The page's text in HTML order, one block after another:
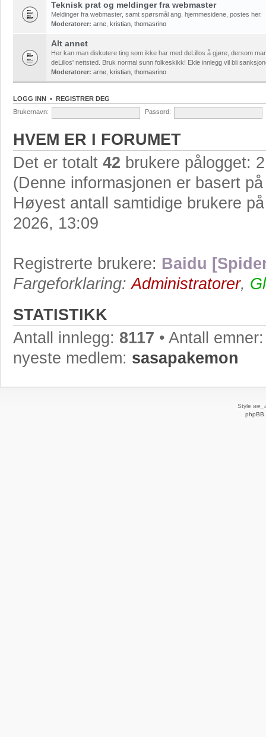
Teknisk prat og meldinger fra webmaster
Meldinger fra webmaster, samt spørsmål ang. hjemmesidene, postes her.
Moderatorer: arne kristian thomasrino
Alt annet
Her kan man diskutere ting som ikke har med deLillos å gjøre, dersom
deLillos' nettsted. Bruk normal sunn folkeskikk! Ekle innlegg vil bli
Moderatorer: arne kristian thomasrino
LOGG INN • REGISTRER DEG
Brukernavn:
Passord:
HVEM ER I FORUMET
Det er totalt 42 brukere pålogget:
(Denne informasjonen er basert
Høyest antall samtidige brukere
2026, 13:09
Registrerte brukere: Baidu
Fargeforklaring:Administratorer,
STATISTIKK
Antall innlegg: 8117 • Antall
nyeste medlem: sasapakemon
Style